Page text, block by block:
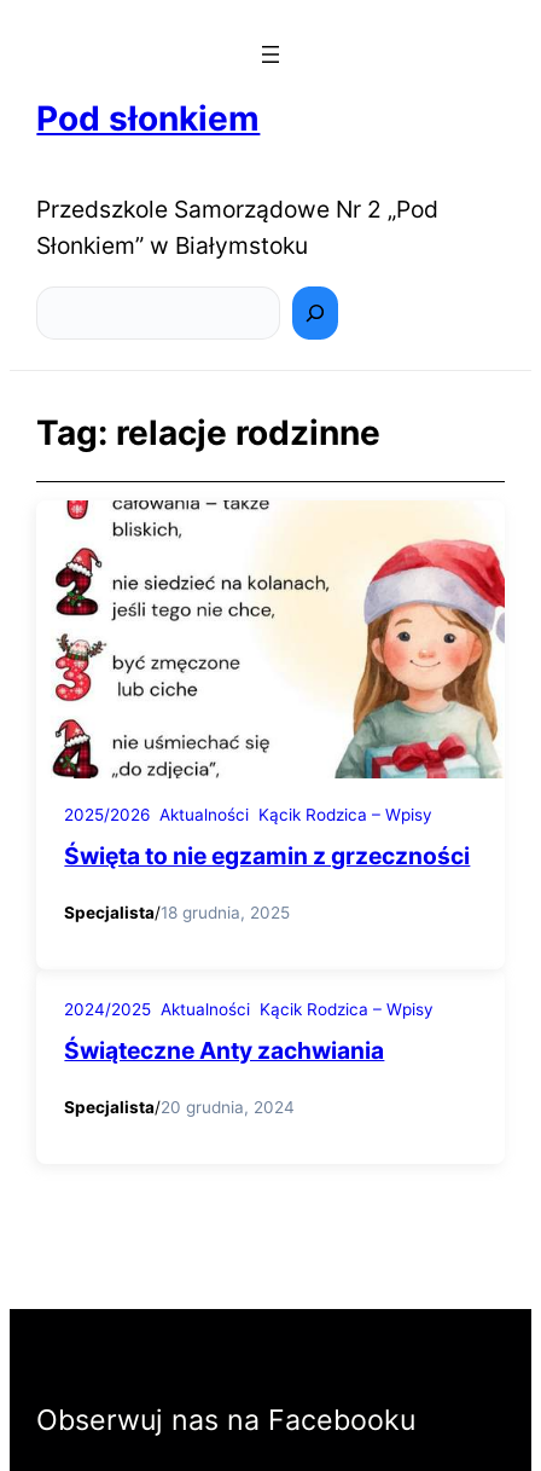
Pod słonkiem
Przedszkole Samorządowe Nr 2 „Pod
Słonkiem” w Białymstoku
Tag: relacje rodzinne
2025/2026 Aktualności Kącik Rodzica – Wpisy
Święta to nie egzamin z grzeczności
Specjalista/18 grudnia, 2025
2024/2025 Aktualności Kącik Rodzica – Wpisy
Świąteczne Anty zachwiania
Specjalista/20 grudnia, 2024
Obserwuj nas na Facebooku